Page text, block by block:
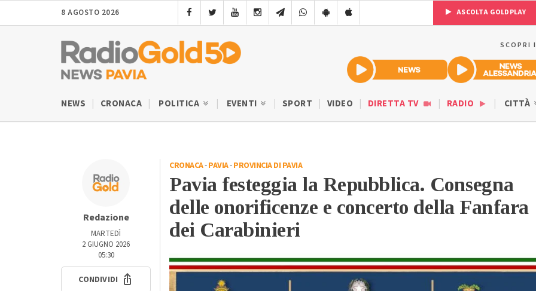
8 AGOSTO 2026 ASCOLTA GOLDPLAY
SCOPRI
NEWS CRONACA POLITICA EVENTI SPORT VIDEO DIRETTA TV RADIO CITTÀ
Redazione
MARTEDÌ
2 GIUGNO 2026
05:30
CONDIVIDI
CRONACA-PAVIA-PROVINCIA DI PAVIA
Pavia festeggia la Repubblica. Consegna
delle onorificenze e concerto della Fanfara
dei Carabinieri